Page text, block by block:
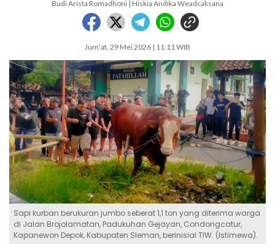
Budi Arista Romadhoni | Hiskia Andika Weadcaksana
Jum'at, 29 Mei 2026 | 11:11 WIB
Sapi kurban berukuran jumbo seberat 1,1 ton yang diterima warga
di Jalan Brojolamatan, Padukuhan Gejayan, Condongcatur,
Kapanewon Depok, Kabupaten Sleman, berinisial TIW. (Istimewa).